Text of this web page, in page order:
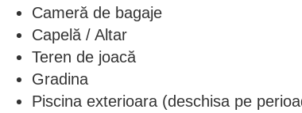
Cameră de bagaje
Capelă / Altar
Teren de joacă
Gradina
Piscina exterioara (deschisa pe